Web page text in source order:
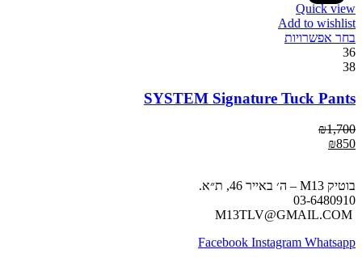
Quick view
Add to wishlist
בחר אפשרויות
36
38
SYSTEM Signature Tuck Pants
₪1,700
₪850
בוטיק M13 – ה׳ באייר 46, ת״א.
03-6480910
Facebook Instagram Whatsapp